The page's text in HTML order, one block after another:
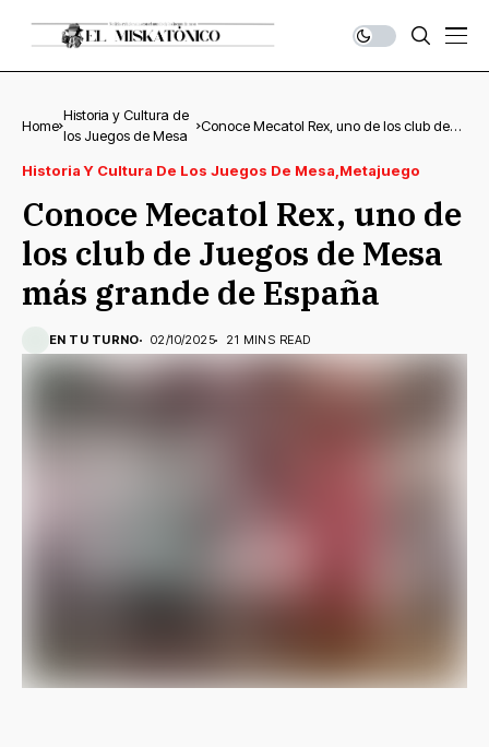
Home
Historia y Cultura de
los Juegos de Mesa
Conoce Mecatol Rex, uno de los club de
Historia Y Cultura De Los Juegos De Mesa Metajuego
Conoce Mecatol Rex, uno de
los club de Juegos de Mesa
más grande de España
EN TU TURNO 02/10/2025 21 MINS READ